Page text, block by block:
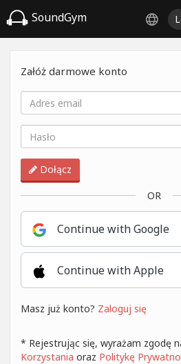
SoundGym
Załóż darmowe konto
Dołącz
OR
Continue with Google
Continue with Apple
Masz już konto? Zaloguj się
* Rejestrując się, wyrażam zgodę
Korzystania oraz Politykę